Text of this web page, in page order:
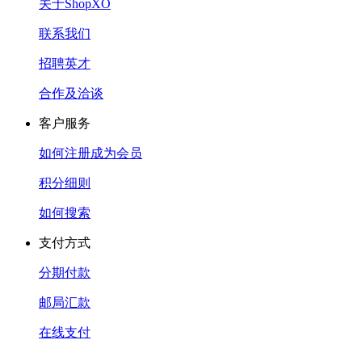
关于ShopXO
联系我们
招聘英才
合作及洽谈
客户服务
如何注册成为会员
积分细则
如何搜索
支付方式
分期付款
邮局汇款
在线支付